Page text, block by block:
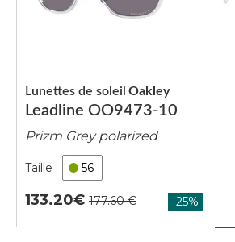
Leadline OO9473-10
Lunettes de soleil Oakley
Prizm Grey polarized
56
133.20